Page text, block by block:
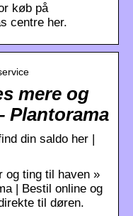
køb på
centre her.
mere og
Plantorama
din saldo her |
og ting til haven »
| Bestil online og
til døren.